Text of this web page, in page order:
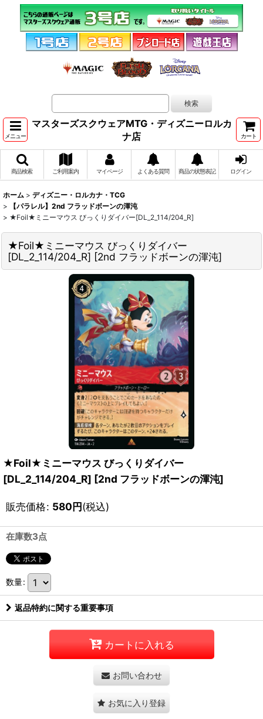
メニュー
マスターズスクウェアMTG・ディズニーロルカ
ナ店
カート
商品検索 ご利用案内 マイページ よくある質問 商品の状態表記 ログイン
ホーム > ディズニー・ロルカナ・TCG
>
【パラレル】2nd フラッドボーンの渾沌
> ★Foil★ミニーマウス びっくりダイバー[DL_2_114/204_R]
★Foil★ミニーマウス びっくりダイバー
[DL_2_114/204_R] [2nd フラッドボーンの渾沌]
★Foil★ミニーマウス びっくりダイバー
[DL_2_114/204_R] [2nd フラッドボーンの渾沌]
販売価格: 580円(税込)
在庫数3点
数量:
返品特約に関する重要事項
カートに入れる
お問い合わせ
お気に入り登録